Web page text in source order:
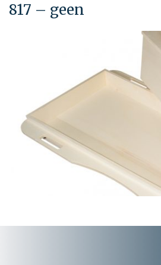
817 – geen